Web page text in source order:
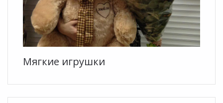
Мягкие игрушки